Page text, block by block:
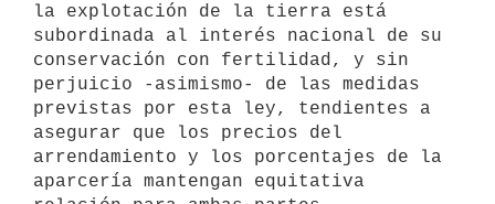
la explotación de la tierra está
subordinada al interés nacional de su
conservación con fertilidad, y sin
perjuicio -asimismo- de las medidas
previstas por esta ley, tendientes a
asegurar que los precios del
arrendamiento y los porcentajes de la
aparcería mantengan equitativa